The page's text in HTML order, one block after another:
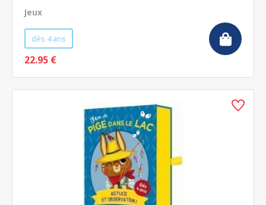
Jeux
dès 4 ans
22.95 €